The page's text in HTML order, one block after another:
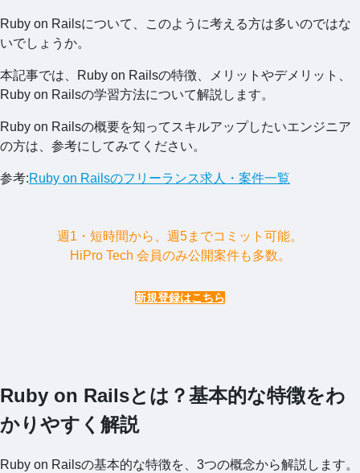
Ruby on Railsについて、このように考える方は多いのではな
いでしょうか。
本記事では、Ruby on Railsの特徴、メリットやデメリット、
Ruby on Railsの学習方法について解説します。
Ruby on Railsの概要を知ってスキルアップしたいエンジニア
の方は、参考にしてみてください。
参考:Ruby on Railsのフリーランス求人・案件一覧
週1・短時間から、週5までコミット可能。
HiPro Tech 会員のみ公開案件も多数。
新規登録はこちら
Ruby on Railsとは？基本的な特徴をわ
かりやすく解説
Ruby on Railsの基本的な特徴を、3つの概念から解説します。